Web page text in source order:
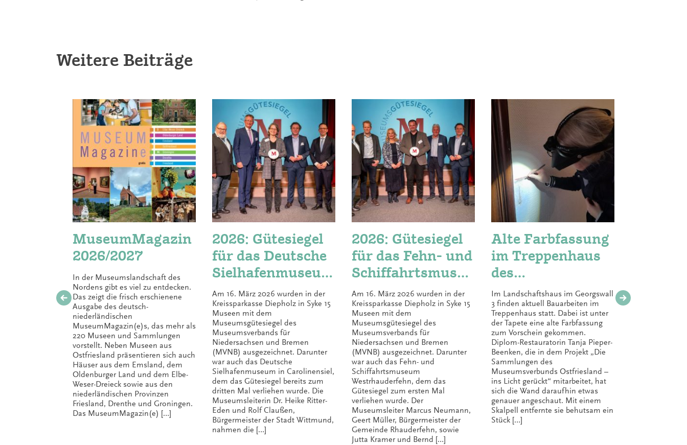
Weitere Beiträge
MuseumMagazin
2026/2027
In der Museumslandschaft des
Nordens gibt es viel zu entdecken.
Das zeigt die frisch erschienene
Ausgabe des deutsch-
niederländischen
MuseumMagazin(e)s, das mehr als
220 Museen und Sammlungen
vorstellt. Neben Museen aus
Ostfriesland präsentieren sich auch
Häuser aus dem Emsland, dem
Oldenburger Land und dem Elbe-
Weser-Dreieck sowie aus den
niederländischen Provinzen
Friesland, Drenthe und Groningen.
Das MuseumMagazin(e) […]
2026: Gütesiegel
für das Deutsche
Sielhafenmuseum
in Carolinensiel
Am 16. März 2026 wurden in der
Kreissparkasse Diepholz in Syke 15
Museen mit dem
Museumsgütesiegel des
Museumsverbands für
Niedersachsen und Bremen
(MVNB) ausgezeichnet. Darunter
war auch das Deutsche
Sielhafenmuseum in Carolinensiel,
dem das Gütesiegel bereits zum
dritten Mal verliehen wurde. Die
Museumsleiterin Dr. Heike Ritter-
Eden und Rolf Claußen,
Bürgermeister der Stadt Wittmund,
nahmen die […]
2026: Gütesiegel
für das Fehn- und
Schiffahrtsmuseu
m
Westrhauderfehn
Am 16. März 2026 wurden in der
Kreissparkasse Diepholz in Syke 15
Museen mit dem
Museumsgütesiegel des
Museumsverbands für
Niedersachsen und Bremen
(MVNB) ausgezeichnet. Darunter
war auch das Fehn- und
Schiffahrtsmuseum
Westrhauderfehn, dem das
Gütesiegel zum ersten Mal
verliehen wurde. Der
Museumsleiter Marcus Neumann,
Geert Müller, Bürgermeister der
Gemeinde Rhauderfehn, sowie
Jutta Kramer und Bernd […]
Alte Farbfassung
im Treppenhaus
des
Landschaftshaus
es entdeckt
Im Landschaftshaus im Georgswall
3 finden aktuell Bauarbeiten im
Treppenhaus statt. Dabei ist unter
der Tapete eine alte Farbfassung
zum Vorschein gekommen.
Diplom-Restauratorin Tanja Pieper-
Beenken, die in dem Projekt „Die
Sammlungen des
Museumsverbunds Ostfriesland –
ins Licht gerückt“ mitarbeitet, hat
sich die Wand daraufhin etwas
genauer angeschaut. Mit einem
Skalpell entfernte sie behutsam ein
Stück […]